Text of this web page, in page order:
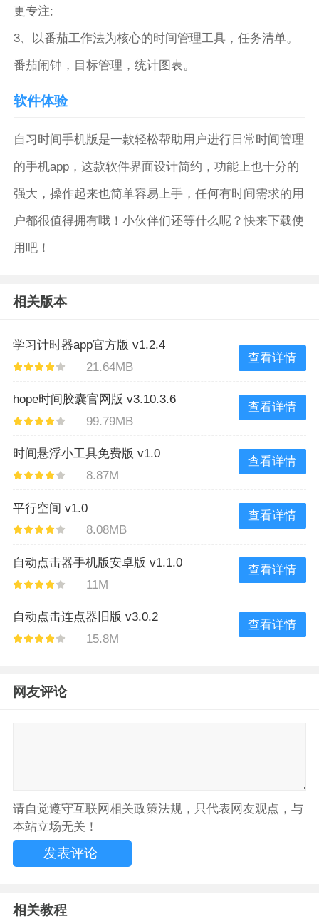
更专注;
3、以番茄工作法为核心的时间管理工具，任务清单。
番茄闹钟，目标管理，统计图表。
软件体验
自习时间手机版是一款轻松帮助用户进行日常时间管理
的手机app，这款软件界面设计简约，功能上也十分的
强大，操作起来也简单容易上手，任何有时间需求的用
户都很值得拥有哦！小伙伴们还等什么呢？快来下载使
用吧！
相关版本
学习计时器app官方版 v1.2.4
21.64MB
查看详情
hope时间胶囊官网版 v3.10.3.6
99.79MB
查看详情
时间悬浮小工具免费版 v1.0
8.87M
查看详情
平行空间 v1.0
8.08MB
查看详情
自动点击器手机版安卓版 v1.1.0
11M
查看详情
自动点击连点器旧版 v3.0.2
15.8M
查看详情
网友评论
请自觉遵守互联网相关政策法规，只代表网友观点，与
本站立场无关！
相关教程